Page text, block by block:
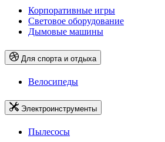
Корпоративные игры
Световое оборудование
Дымовые машины
Для спорта и отдыха
Велосипеды
Электроинструменты
Пылесосы